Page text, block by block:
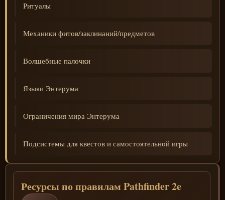
Ритуалы
Механики фитов/заклинаний/предметов
Волшебные палочки
Языки Энтерума
Ограничения мира Энтерума
Подсистемы для квестов и самостоятельной игры
Ресурсы по правилам Pathfinder 2e